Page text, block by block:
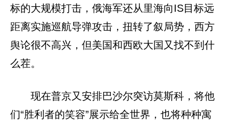
标的大规模打击，俄海军还从里海向IS目标远
距离实施巡航导弹攻击，扭转了叙局势，西方
舆论很不高兴，但美国和西欧大国又找不到什
么茬。
现在普京又安排巴沙尔突访莫斯科，将他
们“胜利者的笑容”展示给全世界，也将种种寓